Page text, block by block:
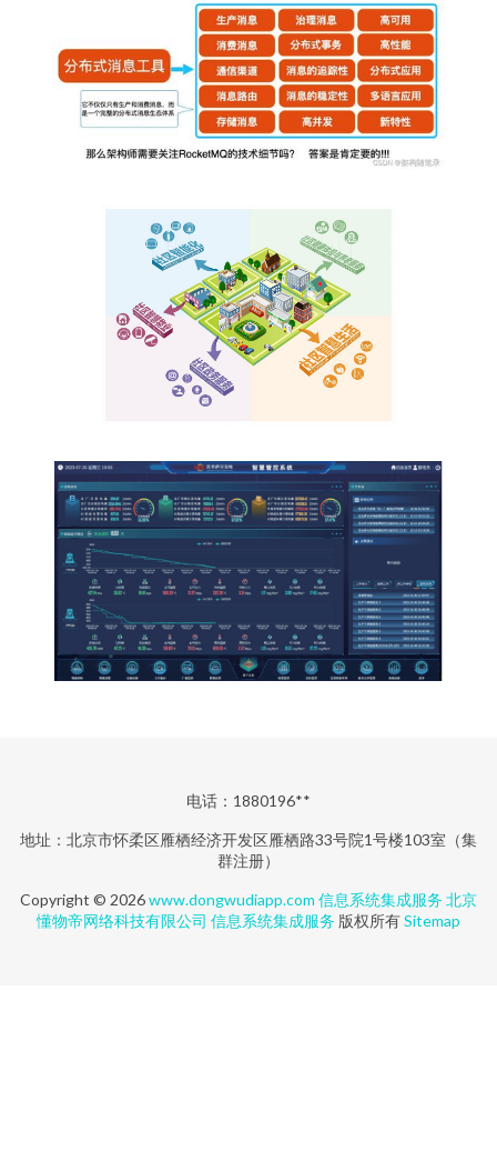
电话：1880196**
地址：北京市怀柔区雁栖经济开发区雁栖路33号院1号楼103室（集
群注册）
Copyright © 2026www.dongwudiapp.com 信息系统集成服务 北京
懂物帝网络科技有限公司 信息系统集成服务 版权所有Sitemap